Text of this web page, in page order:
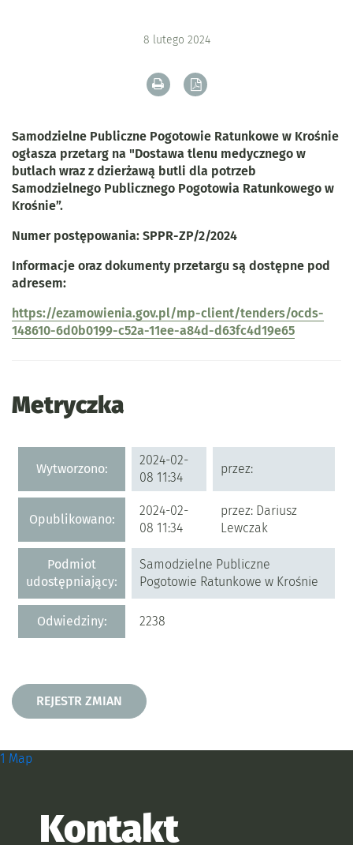
8 lutego 2024
Drukuj zawartość bieżącej strony
Zapisz tekst bieżącej
Samodzielne Publiczne Pogotowie Ratunkowe w Krośnie
ogłasza przetarg na "Dostawa tlenu medycznego w
butlach wraz z dzierżawą butli dla potrzeb
Samodzielnego Publicznego Pogotowia Ratunkowego w
Krośnie”.
Numer postępowania: SPPR-ZP/2/2024
Informacje oraz dokumenty przetargu są dostępne pod
adresem:
https://ezamowienia.gov.pl/mp-client/tenders/ocds-
148610-6d0b0199-c52a-11ee-a84d-d63fc4d19e65
Metryczka
Metryczka
Wytworzono:
2024-02-
08 11:34
przez:
Opublikowano:
2024-02-
08 11:34
przez: Dariusz
Lewczak
Podmiot
udostępniający:
Samodzielne Publiczne
Pogotowie Ratunkowe w Krośnie
Odwiedziny: 2238
Rejestr zmian
REJESTR ZMIAN
Zobacz, gdzie się znajdujemy
1 Map
Kontakt